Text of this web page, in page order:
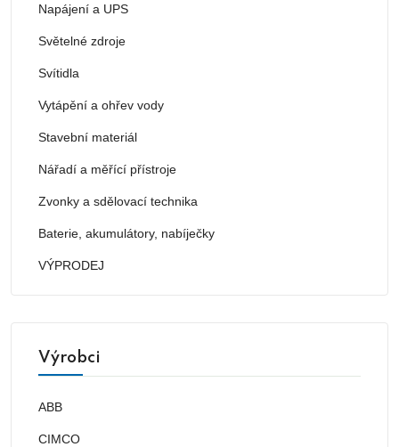
Napájení a UPS
Světelné zdroje
Svítidla
Vytápění a ohřev vody
Stavební materiál
Nářadí a měřící přístroje
Zvonky a sdělovací technika
Baterie, akumulátory, nabíječky
VÝPRODEJ
Výrobci
ABB
CIMCO